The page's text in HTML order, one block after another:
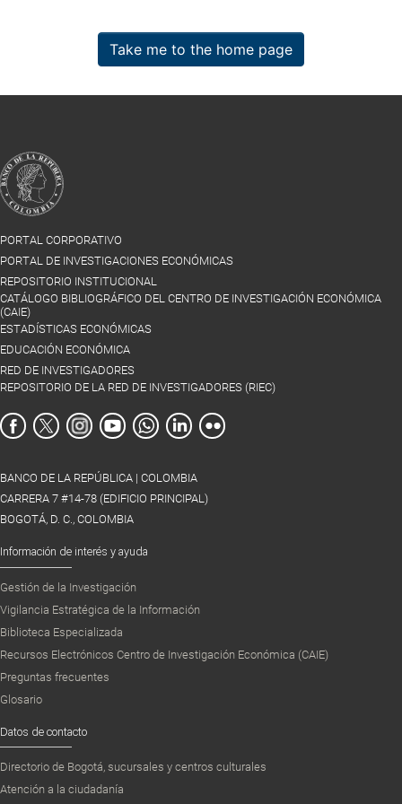
Take me to the home page
PORTAL CORPORATIVO
PORTAL DE INVESTIGACIONES ECONÓMICAS
REPOSITORIO INSTITUCIONAL
CATÁLOGO BIBLIOGRÁFICO DEL CENTRO DE INVESTIGACIÓN ECONÓMICA
(CAIE)
ESTADÍSTICAS ECONÓMICAS
EDUCACIÓN ECONÓMICA
RED DE INVESTIGADORES
REPOSITORIO DE LA RED DE INVESTIGADORES (RIEC)
BANCO DE LA REPÚBLICA | COLOMBIA
CARRERA 7 #14-78 (EDIFICIO PRINCIPAL)
BOGOTÁ, D. C., COLOMBIA
Información de interés y ayuda
Gestión de la Investigación
Vigilancia Estratégica de la Información
Biblioteca Especializada
Recursos Electrónicos Centro de Investigación Económica (CAIE)
Preguntas frecuentes
Glosario
Datos de contacto
Directorio de Bogotá, sucursales y centros culturales
Atención a la ciudadanía